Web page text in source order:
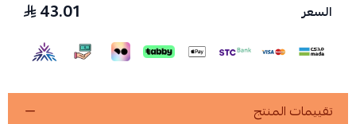
السعر 43.01
تقييمات المنتج